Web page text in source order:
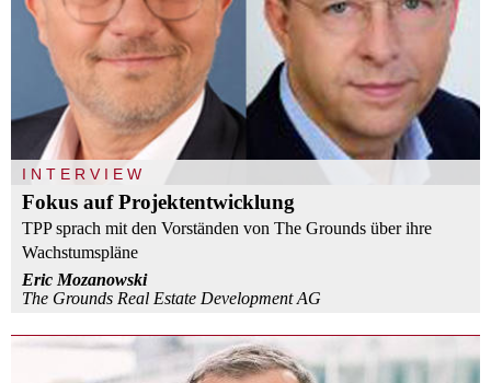
INTERVIEW
Fokus auf Projektentwicklung
TPP sprach mit den Vorständen von The Grounds über ihre
Wachstumspläne
Eric Mozanowski
The Grounds Real Estate Development AG